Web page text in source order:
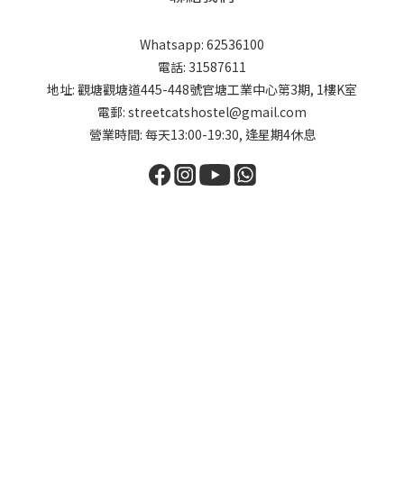
Whatsapp: 62536100
電話: 31587611
地址: 觀塘觀塘道445-448號官塘工業中心第3期, 1樓K室
電郵: streetcatshostel@gmail.com
營業時間: 每天13:00-19:30, 逢星期4休息